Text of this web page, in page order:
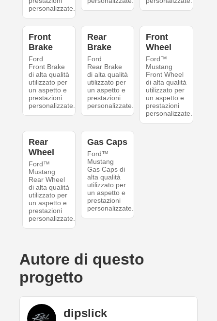
personalizzate.
Front
Brake
Ford
Front Brake
di alta qualità
utilizzato per
un aspetto e
prestazioni
personalizzate.
Rear
Brake
Ford
Rear Brake
di alta qualità
utilizzato per
un aspetto e
prestazioni
personalizzate.
Front
Wheel
Ford™
Mustang
Front Wheel
di alta qualità
utilizzato per
un aspetto e
prestazioni
personalizzate.
Rear
Wheel
Ford™
Mustang
Rear Wheel
di alta qualità
utilizzato per
un aspetto e
prestazioni
personalizzate.
Gas Caps
Ford™
Mustang
Gas Caps di
alta qualità
utilizzato per
un aspetto e
prestazioni
personalizzate.
Autore di questo
progetto
dipslick